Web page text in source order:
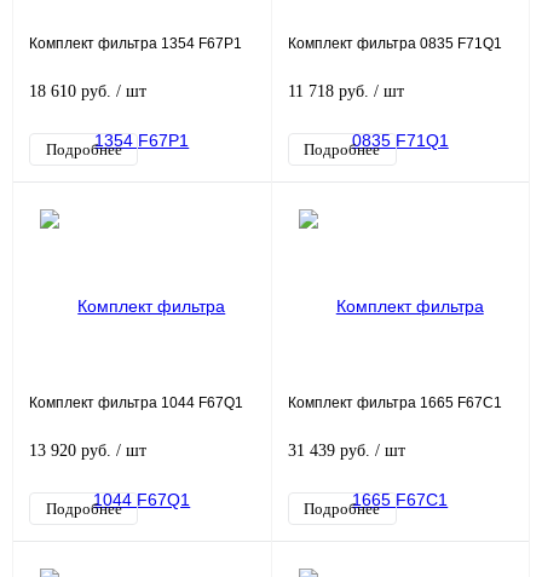
Комплект фильтра 1354 F67P1
18 610 руб. / шт
Подробнее
Комплект фильтра 0835 F71Q1
11 718 руб. / шт
Подробнее
Комплект фильтра 1044 F67Q1
13 920 руб. / шт
Подробнее
Комплект фильтра 1665 F67C1
31 439 руб. / шт
Подробнее